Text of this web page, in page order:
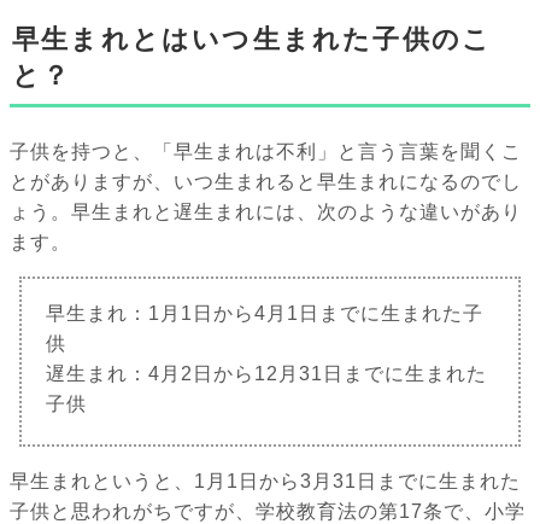
早生まれとはいつ生まれた子供のこ
と？
子供を持つと、「早生まれは不利」と言う言葉を聞くこ
とがありますが、いつ生まれると早生まれになるのでし
ょう。早生まれと遅生まれには、次のような違いがあり
ます。
早生まれ：1月1日から4月1日までに生まれた子
供
遅生まれ：4月2日から12月31日までに生まれた
子供
早生まれというと、1月1日から3月31日までに生まれた
子供と思われがちですが、学校教育法の第17条で、小学